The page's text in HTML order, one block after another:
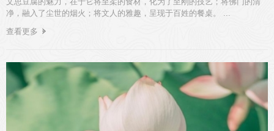
净，融入了尘世的烟火；将文人的雅趣，呈现于百姓的餐桌。 ...
查看更多